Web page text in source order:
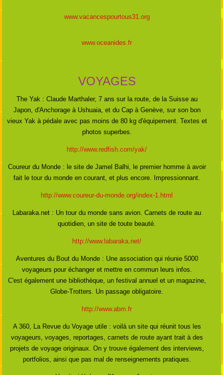
www.vacancespourtous31.org
www.oceanides.fr
VOYAGES
The Yak : Claude Marthaler, 7 ans sur la route, de la Suisse au
Japon, d'Anchorage à Ushuaia, et du Cap à Genève, sur son bon
vieux Yak à pédale avec pas moins de 80 kg d'équipement. Textes et
photos superbes.
http://www.redfish.com/yak/
Coureur du Monde : le site de Jamel Balhi, le premier homme à avoir
fait le tour du monde en courant, et plus encore. Impressionnant.
http://www.coureur-du-monde.org/index-1.html
Labaraka.net : Un tour du monde sans avion. Carnets de route au
quotidien, un site de toute beauté.
http://www.labaraka.net/
Aventures du Bout du Monde : Une association qui réunie 5000
voyageurs pour échanger et mettre en commun leurs infos.
C'est également une bibliothèque, un festival annuel et un magazine,
Globe-Trotters. Un passage obligatoire.
http://www.abm.fr
A 360, La Revue du Voyage utile : voilà un site qui réunit tous les
voyageurs, voyages, reportages, carnets de route ayant trait à des
projets de voyage originaux. On y trouve également des interviews,
portfolios, ainsi que pas mal de renseignements pratiques.